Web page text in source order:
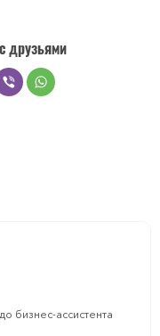
друзьями
бизнес-ассистента